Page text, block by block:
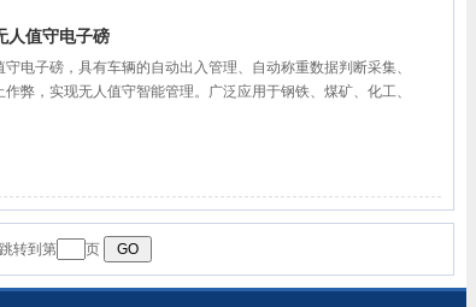
人值守电子磅
电子磅，具有车辆的自动出入管理、自动称重数据判断采集、
弊，实现无人值守智能管理。广泛应用于钢铁、煤矿、化工、
跳转到第 页